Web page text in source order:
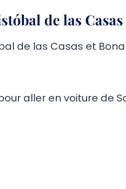
de las
de las Casas et
aller en voiture de